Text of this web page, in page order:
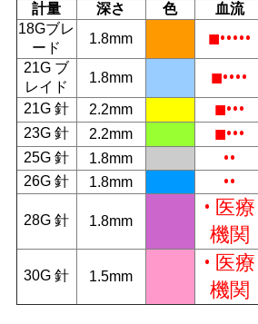
絡
し
な
さ
い
ニ
ュ
ー
計量 深さ 色 血流
18Gブレ
ード
1.8mm ■•••••
21G ブ
レイド
1.8mm ■••••
21G 針 2.2mm ■•••
23G 針 2.2mm ■•••
25G 針 1.8mm ••
26G 針 1.8mm ••
28G 針 1.8mm
• 医療
機関
30G 針 1.5mm
• 医療
機関